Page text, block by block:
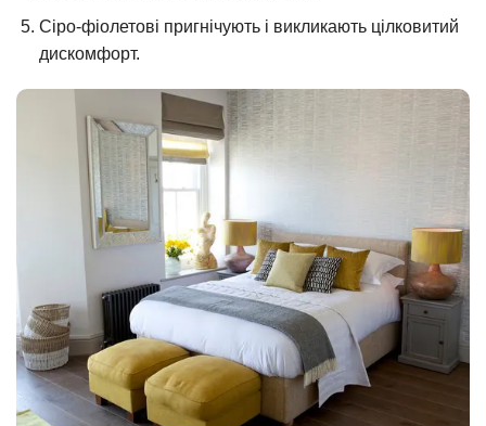
Сіро-фіолетові пригнічують і викликають цілковитий
дискомфорт.